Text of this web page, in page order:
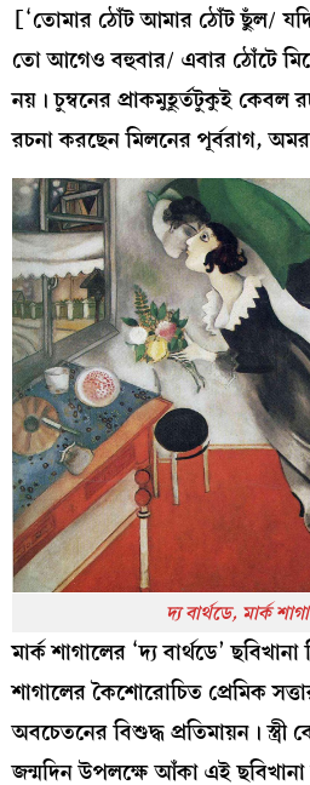
[‘তোমার ঠোঁট আমার ঠোঁট ছুঁল/
তো আগেও বহুবার/ এবার ঠোঁটে
নয়। চুম্বনের প্রাকমুহূর্তটুকুই কেবল
রচনা করছেন মিলনের পূর্বরাগ,
দ্য বার্থডে, মার্ক
মার্ক শাগালের ‘দ্য বার্থডে’
শাগালের কৈশোরোচিত প্রেমিক
অবচেতনের বিশুদ্ধ প্রতিমায়ন। স্ত্রী
জন্মদিন উপলক্ষে আঁকা এই